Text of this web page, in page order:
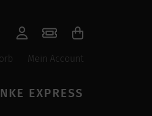
Mein Account
EXPRESS